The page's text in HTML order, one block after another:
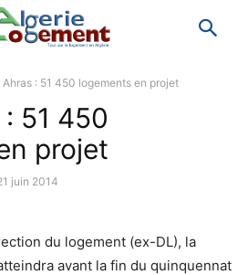
Ahras : 51 450 logements en projet
51 450
projet
juin 2014
du logement (ex-DL), la
avant la fin du quinquennat